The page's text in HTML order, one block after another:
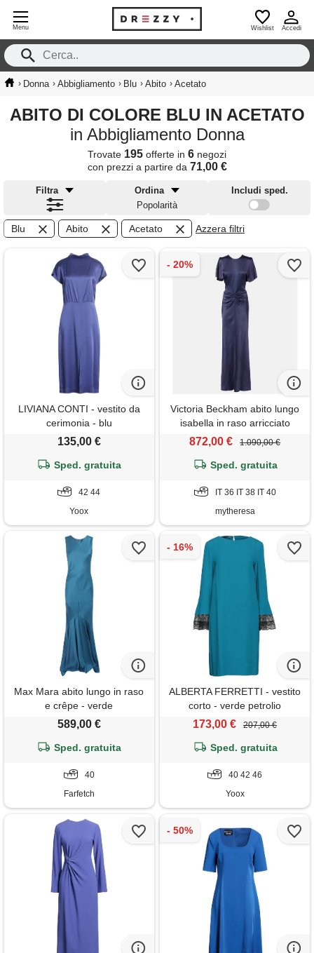
Menu Wishlist Accedi
› Donna › Abbigliamento › Blu › Abito › Acetato
ABITO DI COLORE BLU IN ACETATO
in Abbigliamento Donna
Trovate 195 offerte in 6 negozi
con prezzi a partire da 71,00 €
Filtra
Ordina
Popolarità
Includi sped.
Blu Abito Acetato Azzera filtri
LIVIANA CONTI - vestito da
cerimonia - blu
135,00 €
Sped. gratuita
42 44
Yoox
Victoria Beckham abito lungo
isabella in raso arricciato
872,00 € 1.090,00 €
Sped. gratuita
IT 36 IT 38 IT 40
mytheresa
Max Mara abito lungo in raso
e crêpe - verde
589,00 €
Sped. gratuita
40
Farfetch
ALBERTA FERRETTI - vestito
corto - verde petrolio
173,00 € 207,00 €
Sped. gratuita
40 42 46
Yoox